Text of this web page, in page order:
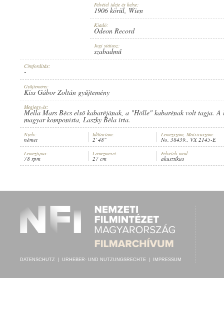
INTERPRET:
PLATTENAUFNAHME:
Felvétel ideje és helye:
1906 körül, Wien
Kiadó:
Odeon Record
Jogi státusz:
szabadmű
Címfordítás:
-
Gyűjtemény:
Kiss Gábor Zoltán gyűjtemény
Megjegyzés:
Mella Mars Bécs első kabaréjának, a "Hölle" kabarénak volt tagja. A
magyar komponista, Laszky Béla írta.
Nyelv:
német
Időtartam:
2' 48"
Lemezszám, Matricaszám:
No. 38439., VX 2145-E
Lemeztípus:
78 rpm
Lemezméret:
27 cm
Felvételi mód:
akusztikus
DATENSCHUTZ URHEBER- UND NUTZUNGSRECHTE IMPRESSUM